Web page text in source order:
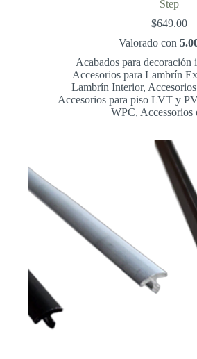
Step
$649.00
Valorado con
Acabados para decoración
Accesorios para Lambrín
Lambrín Interior,
Accesorios para piso LVT y
WPC, Accessorios